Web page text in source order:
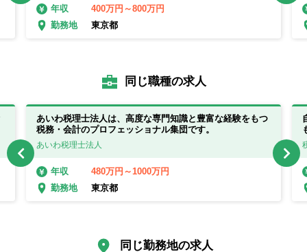
年収
400万円～800万円
勤務地
東京都
同じ職種の求人
あいわ税理士法人は、高度な専門知識と豊富な経験をもつ
税務・会計のプロフェッショナル集団です。
あいわ税理士法人
年収
480万円～1000万円
勤務地
東京都
同じ勤務地の求人